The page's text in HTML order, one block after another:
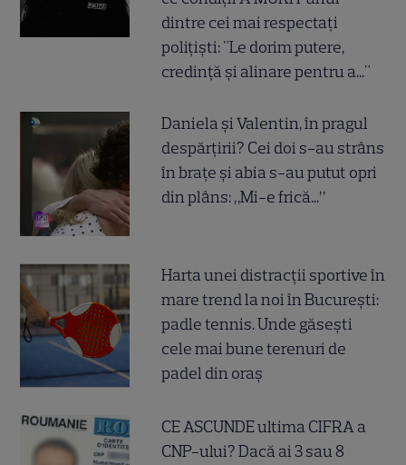
dintre cei mai respectați
polițiști: "Le dorim putere,
credință și alinare pentru a..."
Daniela și Valentin, în pragul
despărțirii? Cei doi s-au strâns
în brațe și abia s-au putut opri
din plâns: „Mi-e frică...”
Harta unei distracții sportive în
mare trend la noi în București:
padle tennis. Unde găsești
cele mai bune terenuri de
padel din oraș
CE ASCUNDE ultima CIFRA a
CNP-ului? Dacă ai 3 sau 8